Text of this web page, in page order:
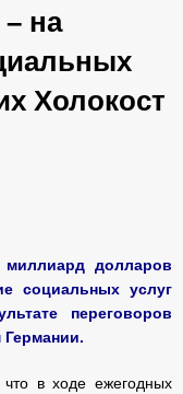
на
Холокост
долларов
социальных услуг
переговоров
в ходе ежегодных